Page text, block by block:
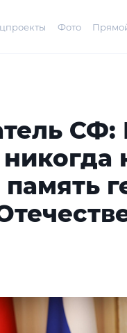
Фото
СФ: